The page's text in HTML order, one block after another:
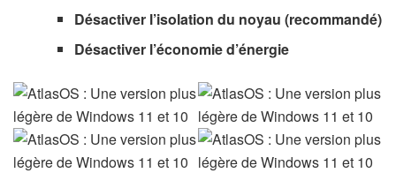
Désactiver l’isolation du noyau (recommandé)
Désactiver l’économie d’énergie